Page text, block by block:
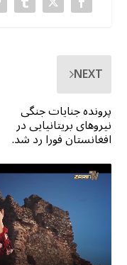
NEXT
پرونده جنایات جنگی
نیروهای بریتانیایی در
افغانستان فورا رد شد.